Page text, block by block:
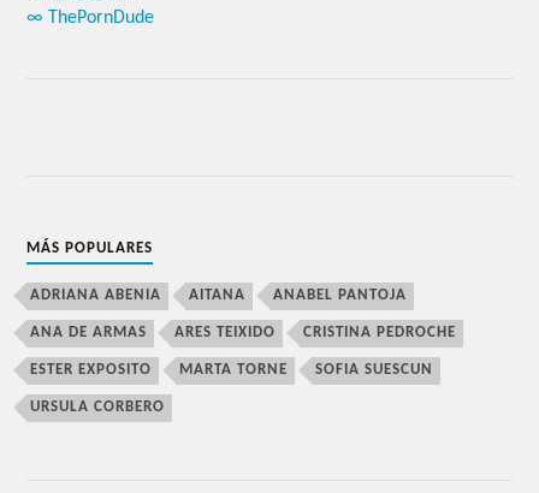
∞ ThePornDude
MÁS POPULARES
ADRIANA ABENIA AITANA ANABEL PANTOJA
ANA DE ARMAS ARES TEIXIDO CRISTINA PEDROCHE
ESTER EXPOSITO MARTA TORNE SOFIA SUESCUN
URSULA CORBERO